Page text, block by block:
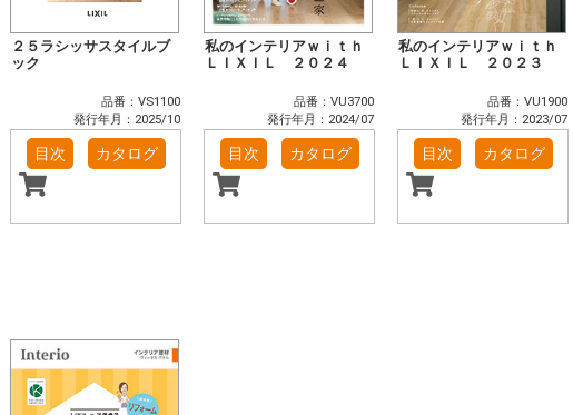
２５ラシッサスタイルブ
ック
品番：VS1100
発行年月：2025/10
目次 カタログ
私のインテリアｗｉｔｈ
ＬＩＸＩＬ ２０２４
品番：VU3700
発行年月：2024/07
目次 カタログ
私のインテリアｗｉｔｈ
ＬＩＸＩＬ ２０２３
品番：VU1900
発行年月：2023/07
目次 カタログ